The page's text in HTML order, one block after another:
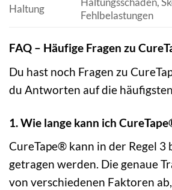
Haltung
Fehlbelastungen
FAQ – Häufige Fragen zu
Du hast noch Fragen zu
du Antworten auf die
1. Wie lange kann ich
CureTape® kann in der Regel 3
getragen werden. Die genaue
von verschiedenen Faktoren